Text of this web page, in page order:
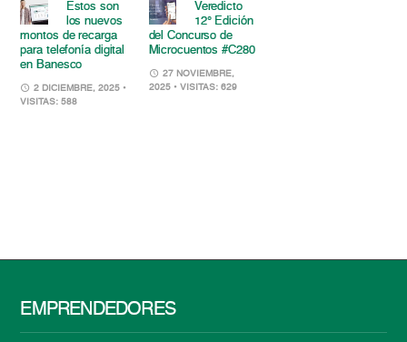
Estos son
los nuevos
montos de recarga
para telefonía digital
en Banesco
2 DICIEMBRE, 2025 •
VISITAS: 588
Veredicto
12° Edición
del Concurso de
Microcuentos #C280
27 NOVIEMBRE,
2025 • VISITAS: 629
EMPRENDEDORES